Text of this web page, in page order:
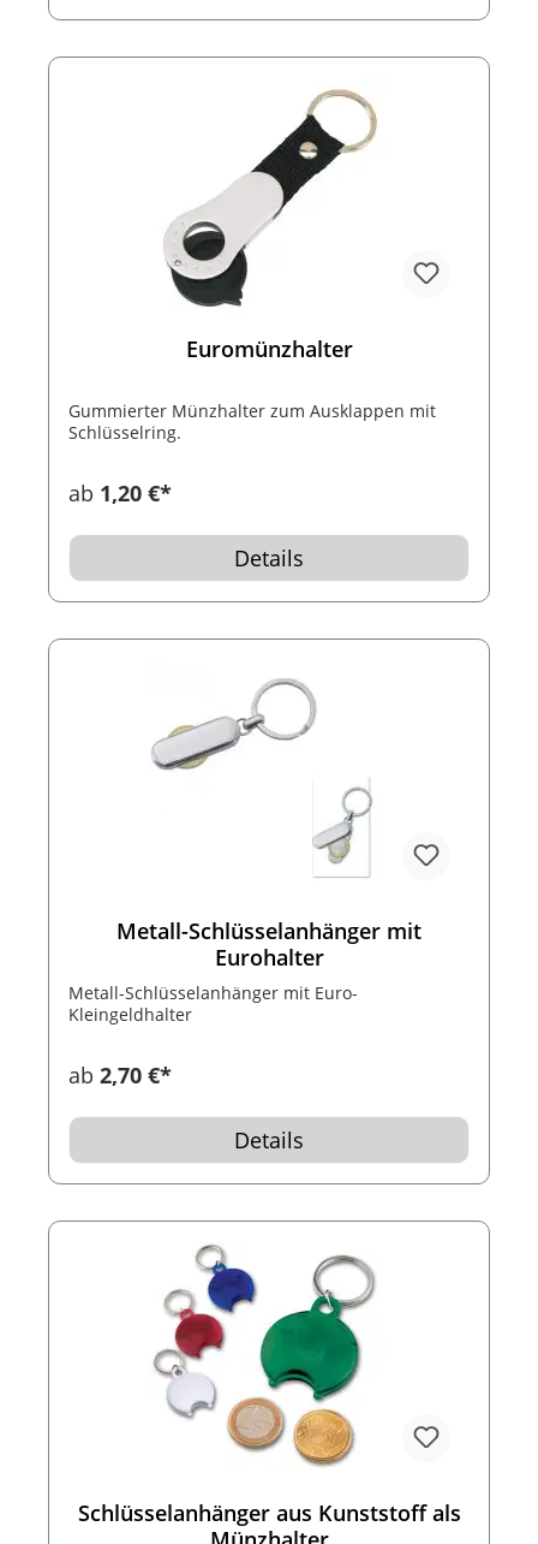
Euromünzhalter
Gummierter Münzhalter zum Ausklappen mit
Schlüsselring.
ab 1,20 €*
Details
Metall-Schlüsselanhänger mit
Eurohalter
Metall-Schlüsselanhänger mit Euro-
Kleingeldhalter
ab 2,70 €*
Details
Schlüsselanhänger aus Kunststoff als